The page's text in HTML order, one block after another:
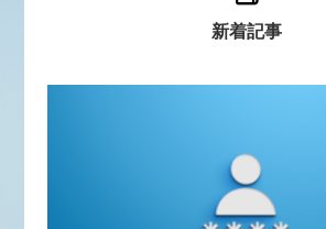
新着記事